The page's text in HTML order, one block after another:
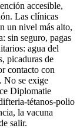
accesible,
Las clínicas
un nivel más alto,
sin seguro, pagas
agua del
picaduras de
contacto con
No se exige
Diplomatie
tétanos-polio
la vacuna
salir.